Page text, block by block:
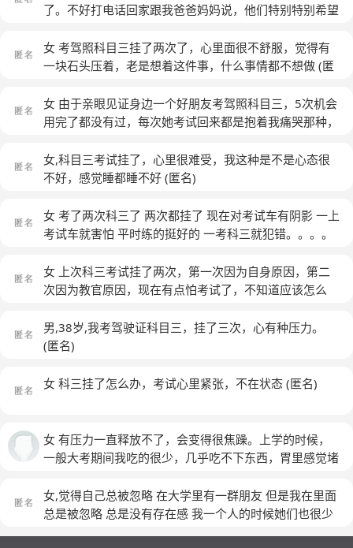
了。不好打电话回家跟我爸爸妈妈说，他们特别特别希望
现在我无法不想到这些，虽然表面嘻嘻哈哈但是真的很难
受，对自己越来越失望。(匿名)
女 考驾照科目三挂了两次了，心里面很不舒服，觉得有
一块石头压着，老是想着这件事，什么事情都不想做 (匿
女 由于亲眼见证身边一个好朋友考驾照科目三，5次机会
用完了都没有过，每次她考试回来都是抱着我痛哭那种，
学了才被迫报了名，可真的对我学车照成了很大的阴影，
现在我科三第二次又挂了！直接要被学车逼抑郁的感觉，
走出来，可太难了啊(匿名)
女,科目三考试挂了，心里很难受，我这种是不是心态很
不好，感觉睡都睡不好 (匿名)
女 考了两次科三了 两次都挂了 现在对考试车有阴影 一上
考试车就害怕 平时练的挺好的 一考科三就犯错。。。。
名)
女 上次科三考试挂了两次，第一次因为自身原因，第二
次因为教官原因，现在有点怕考试了，不知道应该怎么
男,38岁,我考驾驶证科目三，挂了三次，心有种压力。
(匿名)
女 科三挂了怎么办，考试心里紧张，不在状态 (匿名)
女 有压力一直释放不了，会变得很焦躁。上学的时候，
一般大考期间我吃的很少，几乎吃不下东西，胃里感觉堵
直接表现就是食欲不振，老想吐。工作之后也是，一有个
什么会议需要我发言或者我主导，我就会提前几天胃口不
女,觉得自己总被忽略 在大学里有一群朋友 但是我在里面
总是被忽略 总是没有存在感 我一个人的时候她们也很少